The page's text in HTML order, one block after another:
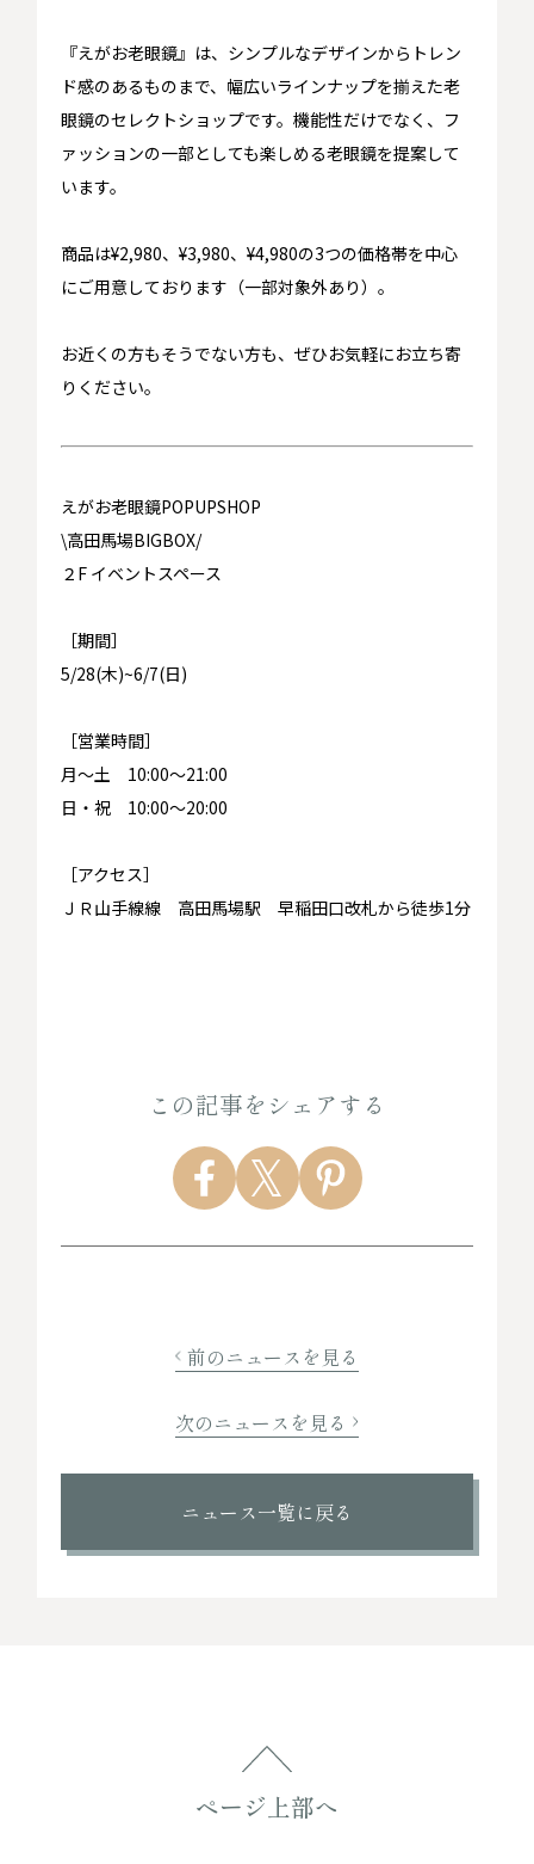
『えがお老眼鏡』は、シンプルなデザインからトレン
ド感のあるものまで、幅広いラインナップを揃えた老
眼鏡のセレクトショップです。機能性だけでなく、フ
ァッションの一部としても楽しめる老眼鏡を提案して
います。
商品は¥2,980、¥3,980、¥4,980の3つの価格帯を中心
にご用意しております（一部対象外あり）。
お近くの方もそうでない方も、ぜひお気軽にお立ち寄
りください。
えがお老眼鏡POPUPSHOP
\高田馬場BIGBOX/
２F イベントスペース
［期間］
5/28(木)~6/7(日)
［営業時間］
月～土 10:00～21:00
日・祝 10:00～20:00
［アクセス］
ＪＲ山手線線 高田馬場駅 早稲田口改札から徒歩1分
この記事をシェアする
前のニュースを見る
次のニュースを見る
ニュース一覧に戻る
ページ上部へ